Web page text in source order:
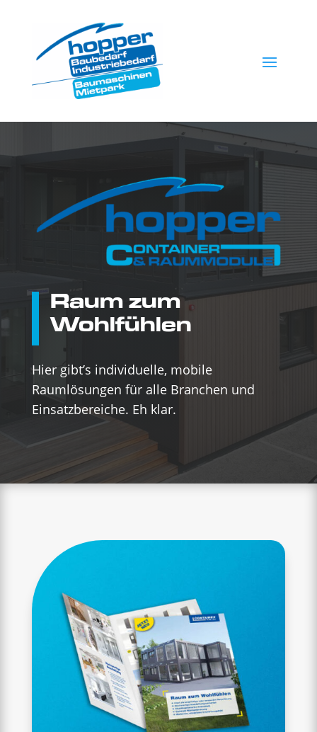
Raum zum
Wohlfühlen
Hier gibt’s individuelle, mobile
Raumlösungen für alle Branchen und
Einsatzbereiche. Eh klar.